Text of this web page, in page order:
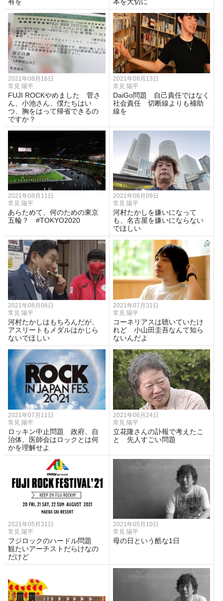
有を 本を大切に
2021年08月16日
常見 陽平
FUJI ROCKやめました 菅さ
ん、小池さん、僕たちはい
つ、胸をはって帰省できるの
ですか？
2021年08月13日
常見 陽平
DaiGo問題 自己責任ではなく
社会責任 切断線よりも補助
線を
2021年08月11日
常見 陽平
あらためて、何のための東京
五輪？ #TOKYO2020
2021年08月09日
常見 陽平
河村たかしを嫌いになって
も、名古屋を嫌いにならない
でほしい
2021年08月08日
常見 陽平
河村たかしはもちろんだが、
アスリートもメダルはかじら
ないでほしい
2021年07月31日
常見 陽平
コーネリアスは聴いていたけ
れど 小山田圭吾なんて知ら
ないんだよ
2021年07月11日
常見 陽平
ロッキン中止問題 政府、自
治体、医師会はロックとは何
かを理解せよ
2021年06月24日
常見 陽平
立花隆さんの訃報で考えたこ
と 先人すごい問題
2021年05月31日
常見 陽平
フジロックのハードル問題
観たいアーチストだらけなの
だけど
2021年05月10日
常見 陽平
母の日という酷な1日